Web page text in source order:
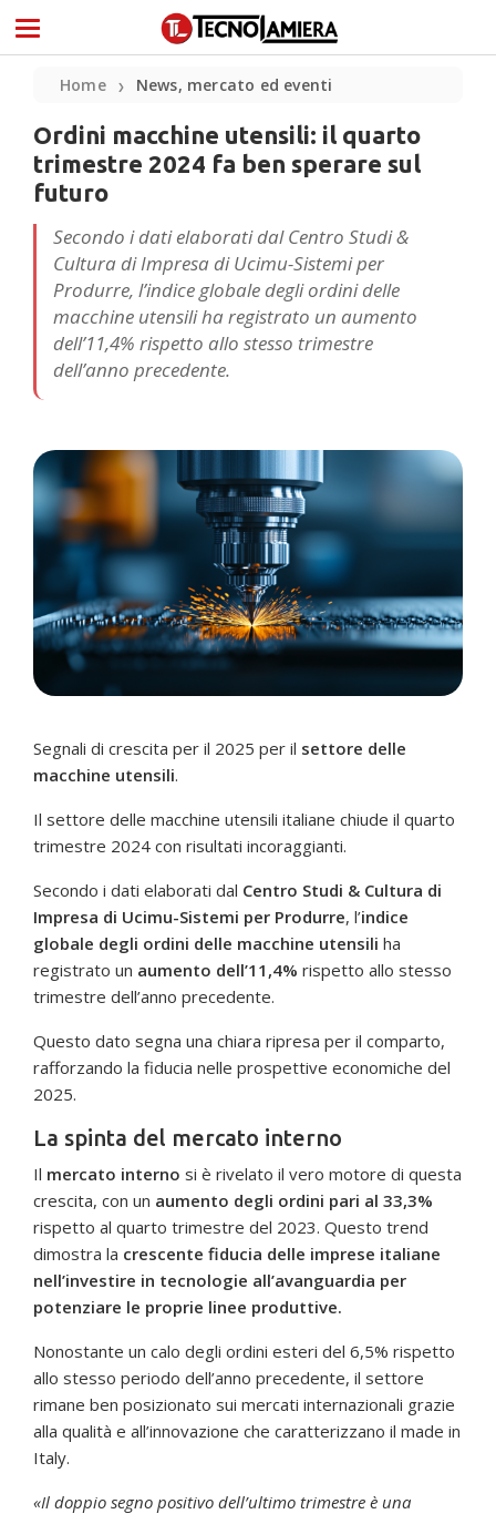
Home ❯ News, mercato ed eventi
Ordini macchine utensili: il quarto
trimestre 2024 fa ben sperare sul
futuro
Secondo i dati elaborati dal Centro Studi &
Cultura di Impresa di Ucimu-Sistemi per
Produrre, l’indice globale degli ordini delle
macchine utensili ha registrato un aumento
dell’11,4% rispetto allo stesso trimestre
dell’anno precedente.
Segnali di crescita per il 2025 per il settore delle
macchine utensili.
Il settore delle macchine utensili italiane chiude il quarto
trimestre 2024 con risultati incoraggianti.
Secondo i dati elaborati dal Centro Studi & Cultura di
Impresa di Ucimu-Sistemi per Produrre, l’indice
globale degli ordini delle macchine utensili ha
registrato un aumento dell’11,4% rispetto allo stesso
trimestre dell’anno precedente.
Questo dato segna una chiara ripresa per il comparto,
rafforzando la fiducia nelle prospettive economiche del
2025.
La spinta del mercato interno
Il mercato interno si è rivelato il vero motore di questa
crescita, con un aumento degli ordini pari al 33,3%
rispetto al quarto trimestre del 2023. Questo trend
dimostra la crescente fiducia delle imprese italiane
nell’investire in tecnologie all’avanguardia per
potenziare le proprie linee produttive.
Nonostante un calo degli ordini esteri del 6,5% rispetto
allo stesso periodo dell’anno precedente, il settore
rimane ben posizionato sui mercati internazionali grazie
alla qualità e all’innovazione che caratterizzano il made in
Italy.
«Il doppio segno positivo dell’ultimo trimestre è una